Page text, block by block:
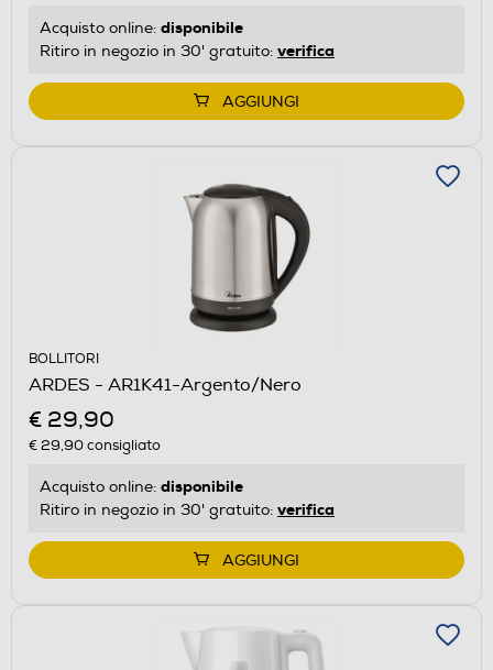
Acquisto online: disponibile
Ritiro in negozio in 30' gratuito: verifica
AGGIUNGI
BOLLITORI
ARDES - AR1K41-Argento/Nero
€ 29,90
€ 29,90consigliato
Acquisto online: disponibile
Ritiro in negozio in 30' gratuito: verifica
AGGIUNGI